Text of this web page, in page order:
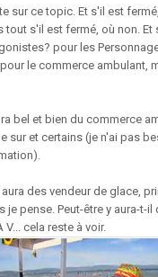
sur ce topic. Et s'il est
tout s'il est fermé, où non. Et
pour les
le commerce ambulant,
bel et bien du commerce
sur et certains (je n'ai pas
des vendeur de glace,
je pense. Peut-être y aura-t-il
V... cela reste à voir.